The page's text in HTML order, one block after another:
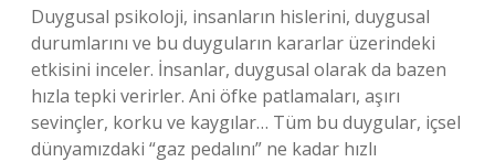
Duygusal psikoloji, insanların hislerini, duygusal
durumlarını ve bu duyguların kararlar üzerindeki
etkisini inceler. İnsanlar, duygusal olarak da bazen
hızla tepki verirler. Ani öfke patlamaları, aşırı
sevinçler, korku ve kaygılar… Tüm bu duygular, içsel
dünyamızdaki “gaz pedalını” ne kadar hızlı